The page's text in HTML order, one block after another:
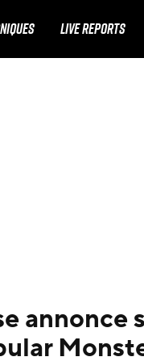
LIVE REPORTS
annonce